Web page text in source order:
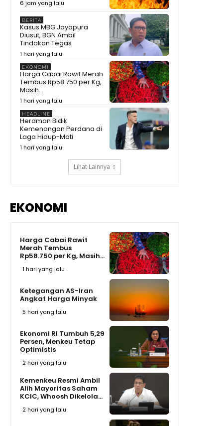
Momen Prabowo Halau Mikrofon
Peneliti BRIN Saat Pamer
Teknologi Nuklir Indonesia
Pecah Rekor Lagi! Sherly Bawa
Maluku Utara Tetap Jadi Raja
Pertumbuhan Ekonomi
Indonesia!
Momen Prabowo Teguk Air
Olahan BRIN! Celetuk: Kalau Bu
Mega Minum, Masa Prabowo
09:05
Detik-Detik Prabowo Uji Temuan
Periset! Dibanting hingga Diinjak
Kepala BRIN Beberkan
Pengembangan Teknologi
Nuklir RI di Hadapan Prabowo
13:35
6 jam yang lalu
BERITA
Kasus MBG Jayapura
Diusut, BGN Ambil
Tindakan Tegas
1 hari yang lalu
EKONOMI
Harga Cabai Rawit Merah
Tembus Rp58.750 per Kg,
Masih...
1 hari yang lalu
HEADLINE
Herdman Bidik
Kemenangan Perdana di
Laga Hidup-Mati
1 hari yang lalu
Lihat Lainnya
EKONOMI
Harga Cabai Rawit
Merah Tembus
Rp58.750 per Kg, Masih...
1 hari yang lalu
Ketegangan AS-Iran
Angkat Harga Minyak
5 hari yang lalu
Ekonomi RI Tumbuh 5,29
Persen, Menkeu Tetap
Optimistis
2 hari yang lalu
Kemenkeu Resmi Ambil
Alih Mayoritas Saham
KCIC, Whoosh Dikelola...
2 hari yang lalu